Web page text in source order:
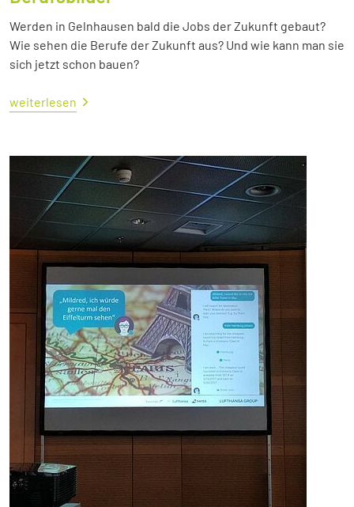
Werden in Gelnhausen bald die Jobs der Zukunft gebaut?
Wie sehen die Berufe der Zukunft aus? Und wie kann man sie
sich jetzt schon bauen?
weiterlesen